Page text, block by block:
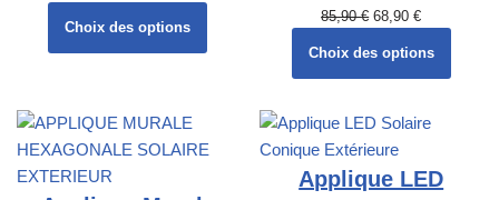
Choix des options
85,90€ 68,90€
Choix des options
Applique LED